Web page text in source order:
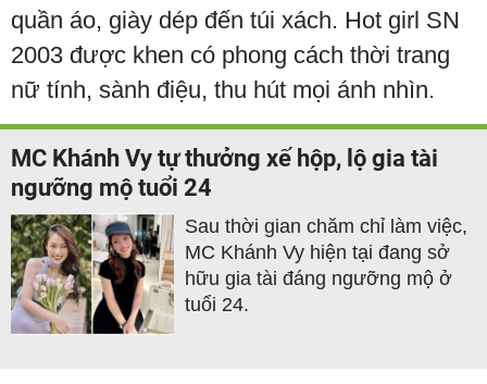
quần áo, giày dép đến túi xách. Hot girl SN
2003 được khen có phong cách thời trang
nữ tính, sành điệu, thu hút mọi ánh nhìn.
MC Khánh Vy tự thưởng xế hộp, lộ gia tài
ngưỡng mộ tuổi 24
Sau thời gian chăm chỉ làm việc,
MC Khánh Vy hiện tại đang sở
hữu gia tài đáng ngưỡng mộ ở
tuổi 24.